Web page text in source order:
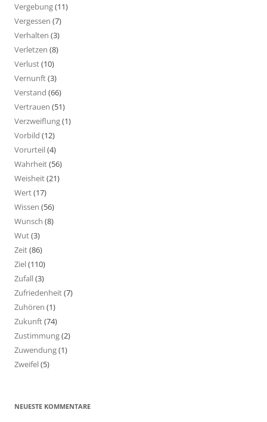
Vergebung(11)
Vergessen (7)
Verhalten (3)
Verletzen (8)
Verlust(10)
Vernunft(3)
Verstand (66)
Vertrauen (51)
Verzweiflung(1)
Vorbild (12)
Vorurteil(4)
Wahrheit(56)
Weisheit(21)
Wert(17)
Wissen (56)
Wunsch (8)
Wut(3)
Zeit(86)
Ziel(110)
Zufall(3)
Zufriedenheit(7)
Zuhören (1)
Zukunft(74)
Zustimmung(2)
Zuwendung(1)
Zweifel(5)
NEUESTE KOMMENTARE